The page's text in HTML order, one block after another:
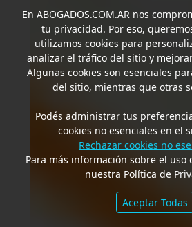
En ABOGADOS.COM.ARnos
tu privacidad. Por eso,
utilizamos cookies para
analizar el tráfico del sitio y
Algunas cookies son esenciales
del sitio, mientras que otras
Podés administrar tus
cookies no esenciales en el
Rechazar cookies no
Para más información sobre el uso
nuestra Política de
Aceptar Todas